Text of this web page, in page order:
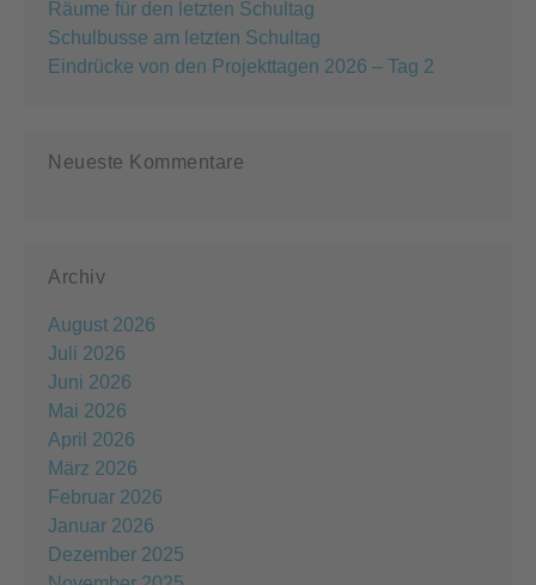
Räume für den letzten Schultag
Schulbusse am letzten Schultag
Eindrücke von den Projekttagen 2026 – Tag 2
Neueste Kommentare
Archiv
August 2026
Juli 2026
Juni 2026
Mai 2026
April 2026
März 2026
Februar 2026
Januar 2026
Dezember 2025